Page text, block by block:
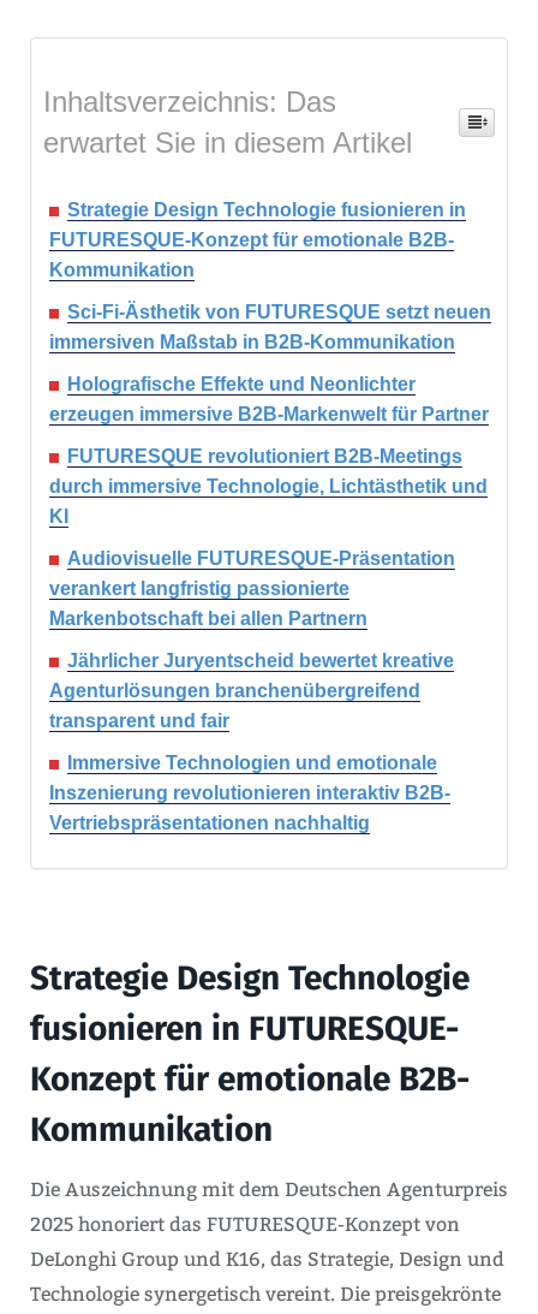
Inhaltsverzeichnis: Das
erwartet Sie in diesem Artikel
Strategie Design Technologie fusionieren in
FUTURESQUE-Konzept für emotionale B2B-
Kommunikation
Sci-Fi-Ästhetik von FUTURESQUE setzt neuen
immersiven Maßstab in B2B-Kommunikation
Holografische Effekte und Neonlichter
erzeugen immersive B2B-Markenwelt für Partner
FUTURESQUE revolutioniert B2B-Meetings
durch immersive Technologie, Lichtästhetik und
KI
Audiovisuelle FUTURESQUE-Präsentation
verankert langfristig passionierte
Markenbotschaft bei allen Partnern
Jährlicher Juryentscheid bewertet kreative
Agenturlösungen branchenübergreifend
transparent und fair
Immersive Technologien und emotionale
Inszenierung revolutionieren interaktiv B2B-
Vertriebspräsentationen nachhaltig
Strategie Design Technologie
fusionieren in FUTURESQUE-
Konzept für emotionale B2B-
Kommunikation
Die Auszeichnung mit dem Deutschen Agenturpreis
2025 honoriert das FUTURESQUE-Konzept von
DeLonghi Group und K16, das Strategie, Design und
Technologie synergetisch vereint. Die preisgekrönte